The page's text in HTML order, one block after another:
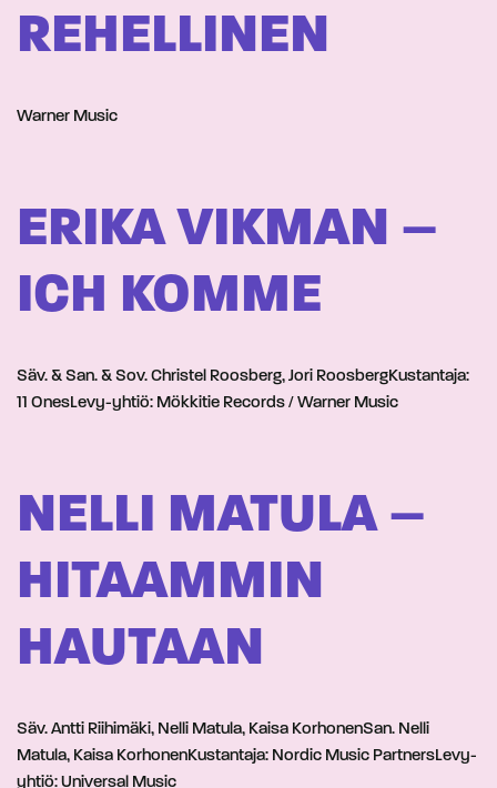
REHELLINEN
Warner Music
ERIKA VIKMAN –
ICH KOMME
Säv. & San. & Sov. Christel Roosberg, Jori RoosbergKustantaja:
11 OnesLevy-yhtiö: Mökkitie Records / Warner Music
NELLI MATULA –
HITAAMMIN
HAUTAAN
Säv. Antti Riihimäki, Nelli Matula, Kaisa KorhonenSan. Nelli
Matula, Kaisa KorhonenKustantaja: Nordic Music PartnersLevy-
yhtiö: Universal Music